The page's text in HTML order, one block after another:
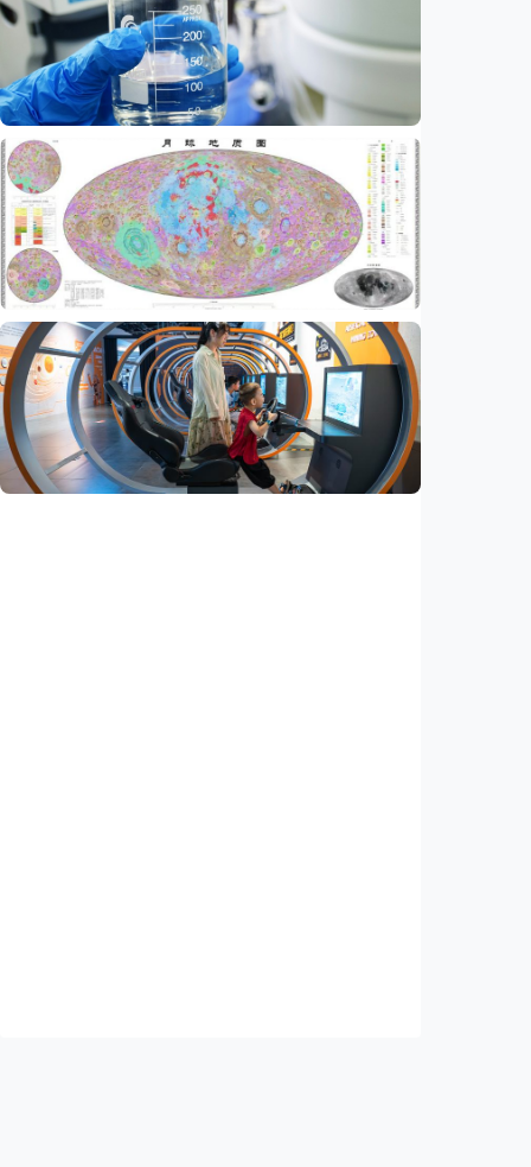
Ilmuwan kembangkan nanopartikel yang
membantu ahli bedah melacak dan
membunuh kanker otak mematikan
Indonesia• 07 Aug 2026
Iptek
AI kini bisa merancang virus dari nol,
ilmuwan berhasil menciptakan bakteriofag
baru
Indonesia •07 Aug 2026
Iptek
China rampungkan peta geologi Bulan skala
1:5.000.000, petakan lebih dari 13.500 kawah
Indonesia 07 Aug 2026